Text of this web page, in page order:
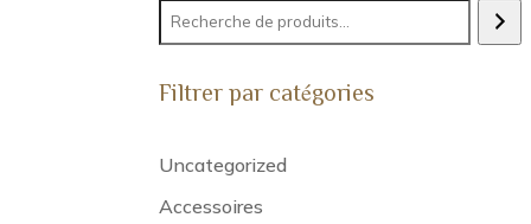
Filtrer par catégories
Uncategorized
Accessoires